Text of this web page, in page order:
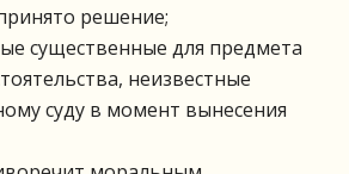
решение;
существенные для предмета
неизвестные
суду в момент вынесения